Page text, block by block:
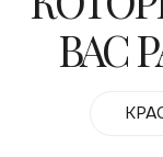
ВАС